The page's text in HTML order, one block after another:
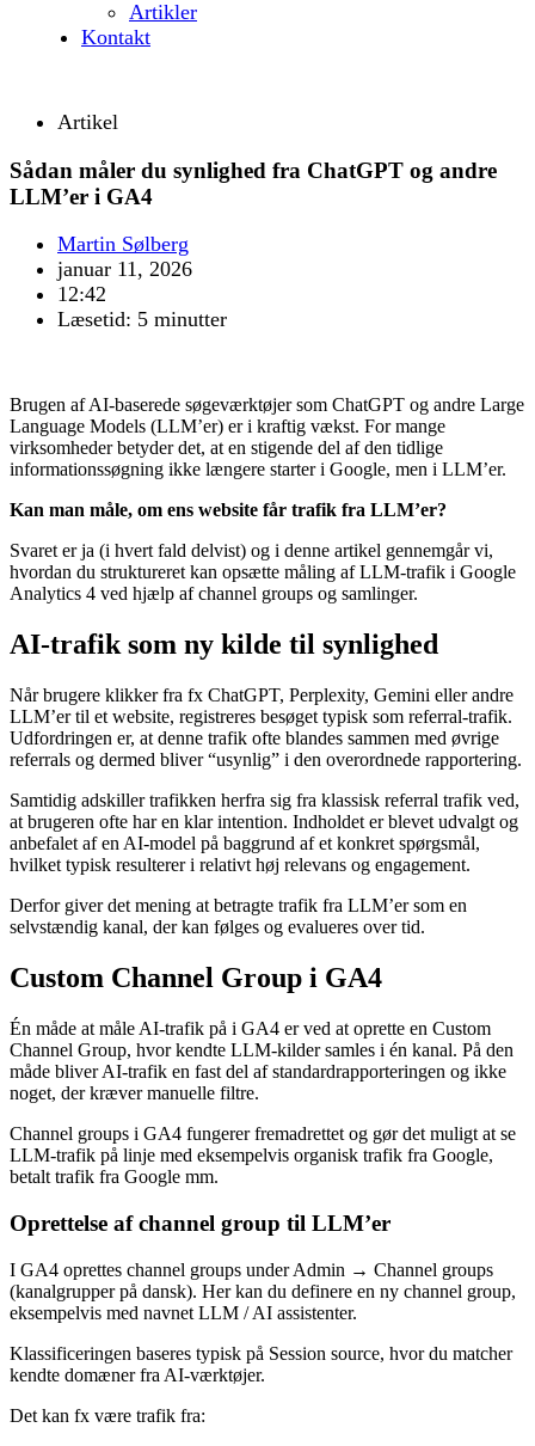
Artikler
Kontakt
Artikel
Sådan måler du synlighed fra ChatGPT og andre
LLM’er i GA4
Martin Sølberg
januar 11, 2026
12:42
Læsetid: 5 minutter
Brugen af AI-baserede søgeværktøjer som ChatGPT og andre Large
Language Models (LLM’er) er i kraftig vækst. For mange
virksomheder betyder det, at en stigende del af den tidlige
informationssøgning ikke længere starter i Google, men i LLM’er.
Kan man måle, om ens website får trafik fra LLM’er?
Svaret er ja (i hvert fald delvist) og i denne artikel gennemgår vi,
hvordan du struktureret kan opsætte måling af LLM-trafik i Google
Analytics 4 ved hjælp af channel groups og samlinger.
AI-trafik som ny kilde til synlighed
Når brugere klikker fra fx ChatGPT, Perplexity, Gemini eller andre
LLM’er til et website, registreres besøget typisk som referral-trafik.
Udfordringen er, at denne trafik ofte blandes sammen med øvrige
referrals og dermed bliver “usynlig” i den overordnede rapportering.
Samtidig adskiller trafikken herfra sig fra klassisk referral trafik ved,
at brugeren ofte har en klar intention. Indholdet er blevet udvalgt og
anbefalet af en AI-model på baggrund af et konkret spørgsmål,
hvilket typisk resulterer i relativt høj relevans og engagement.
Derfor giver det mening at betragte trafik fra LLM’er som en
selvstændig kanal, der kan følges og evalueres over tid.
Custom Channel Group i GA4
Én måde at måle AI-trafik på i GA4 er ved at oprette en Custom
Channel Group, hvor kendte LLM-kilder samles i én kanal. På den
måde bliver AI-trafik en fast del af standardrapporteringen og ikke
noget, der kræver manuelle filtre.
Channel groups i GA4 fungerer fremadrettet og gør det muligt at se
LLM-trafik på linje med eksempelvis organisk trafik fra Google,
betalt trafik fra Google mm.
Oprettelse af channel group til LLM’er
I GA4 oprettes channel groups under Admin → Channel groups
(kanalgrupper på dansk). Her kan du definere en ny channel group,
eksempelvis med navnet LLM / AI assistenter.
Klassificeringen baseres typisk på Session source, hvor du matcher
kendte domæner fra AI-værktøjer.
Det kan fx være trafik fra: